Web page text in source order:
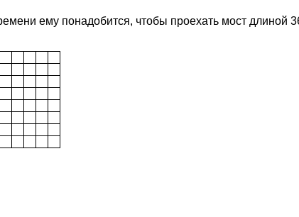
ему понадобится, чтобы проехать мост длиной